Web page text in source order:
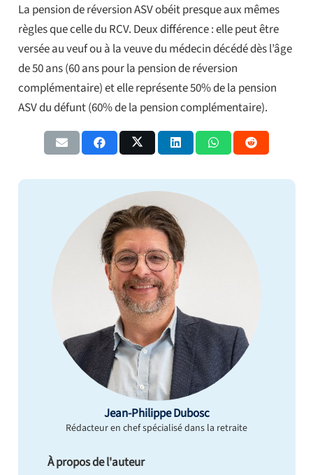
La pension de réversion ASV obéit presque aux mêmes
règles que celle du RCV. Deux différence : elle peut être
versée au veuf ou à la veuve du médecin décédé dès l’âge
de 50 ans (60 ans pour la pension de réversion
complémentaire) et elle représente 50% de la pension
ASV du défunt (60% de la pension complémentaire).
Jean-Philippe Dubosc
Rédacteur en chef spécialisé dans la retraite
À propos de l'auteur